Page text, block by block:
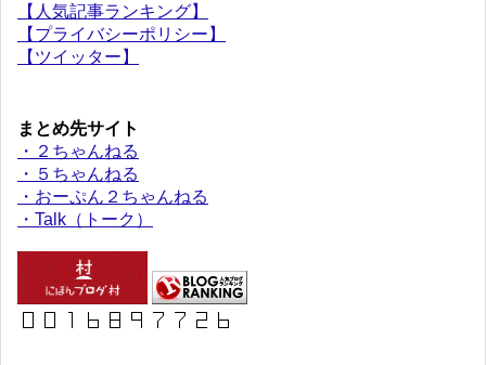
【人気記事ランキング】
【プライバシーポリシー】
【ツイッター】
まとめ先サイト
・２ちゃんねる
・５ちゃんねる
・おーぷん２ちゃんねる
・Talk（トーク）